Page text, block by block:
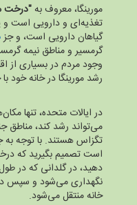
مورینگا، معروف به"درخت
تغذیه‌ای و دارویی است و
گیاهان دارویی است، و جز
گرمسیر و مناطق نیمه
وجود مردم در بسیاری از
رشد مورینگا در خانه خود
در ایالات متحده، تنها
می‌تواند رشد کند، مناطق
تگزاس هستند. با توجه
است تصمیم بگیرید که
دهید، در گلدانی که در
نگهداری می‌شود و سپس در
خانه منتقل می‌شود.